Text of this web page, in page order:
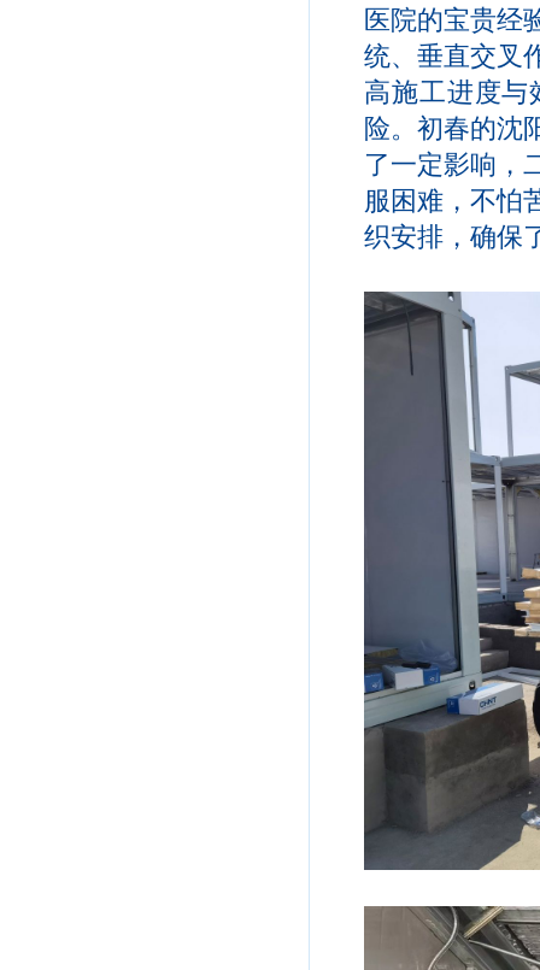
医院的宝贵经
统、垂直交叉
高施工进度与
险。初春的沈
了一定影响，
服困难，不怕
织安排，确保